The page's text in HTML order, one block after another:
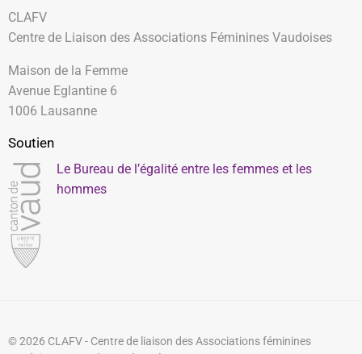
CLAFV
Centre de Liaison des Associations Féminines Vaudoises
Maison de la Femme
Avenue Eglantine 6
1006 Lausanne
Soutien
Le Bureau de l’égalité entre les femmes et les
hommes
© 2026 CLAFV - Centre de liaison des Associations féminines